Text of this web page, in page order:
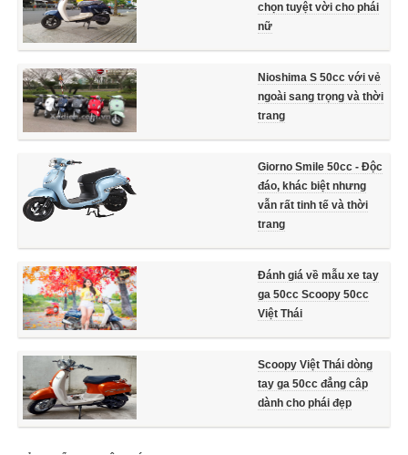
chọn tuyệt vời cho phái
nữ
Nioshima S 50cc với vẻ
ngoài sang trọng và thời
trang
Giorno Smile 50cc - Độc
đáo, khác biệt nhưng
vẫn rất tinh tế và thời
trang
Đánh giá về mẫu xe tay
ga 50cc Scoopy 50cc
Việt Thái
Scoopy Việt Thái dòng
tay ga 50cc đẳng câp
dành cho phái đẹp